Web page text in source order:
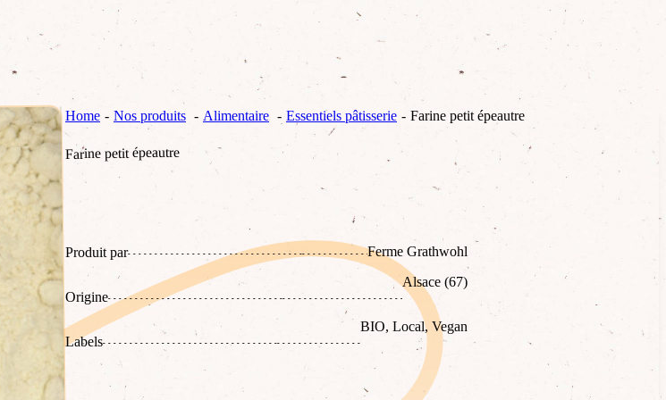
Home Nos produits Alimentaire Essentiels pâtisserie Farine petit épeautre
Farine petit épeautre
Produit par Ferme Grathwohl
Origine
Alsace (67)
Labels
BIO, Local, Vegan